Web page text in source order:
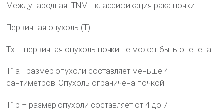
Международная TNM –классификация рака почки:
Первичная опухоль (T)
Тx – первичная опухоль почки не может быть оценена
T1a - размер опухоли составляет меньше 4
сантиметров. Опухоль ограничена почкой
T1b – размер опухоли составляет от 4 до 7